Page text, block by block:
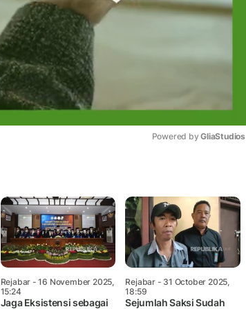
Powered by GliaStudios
Rejabar - 16 November 2025,
15:24
Jaga Eksistensi sebagai
Rejabar- 31 October 2025,
18:59
Sejumlah Saksi Sudah